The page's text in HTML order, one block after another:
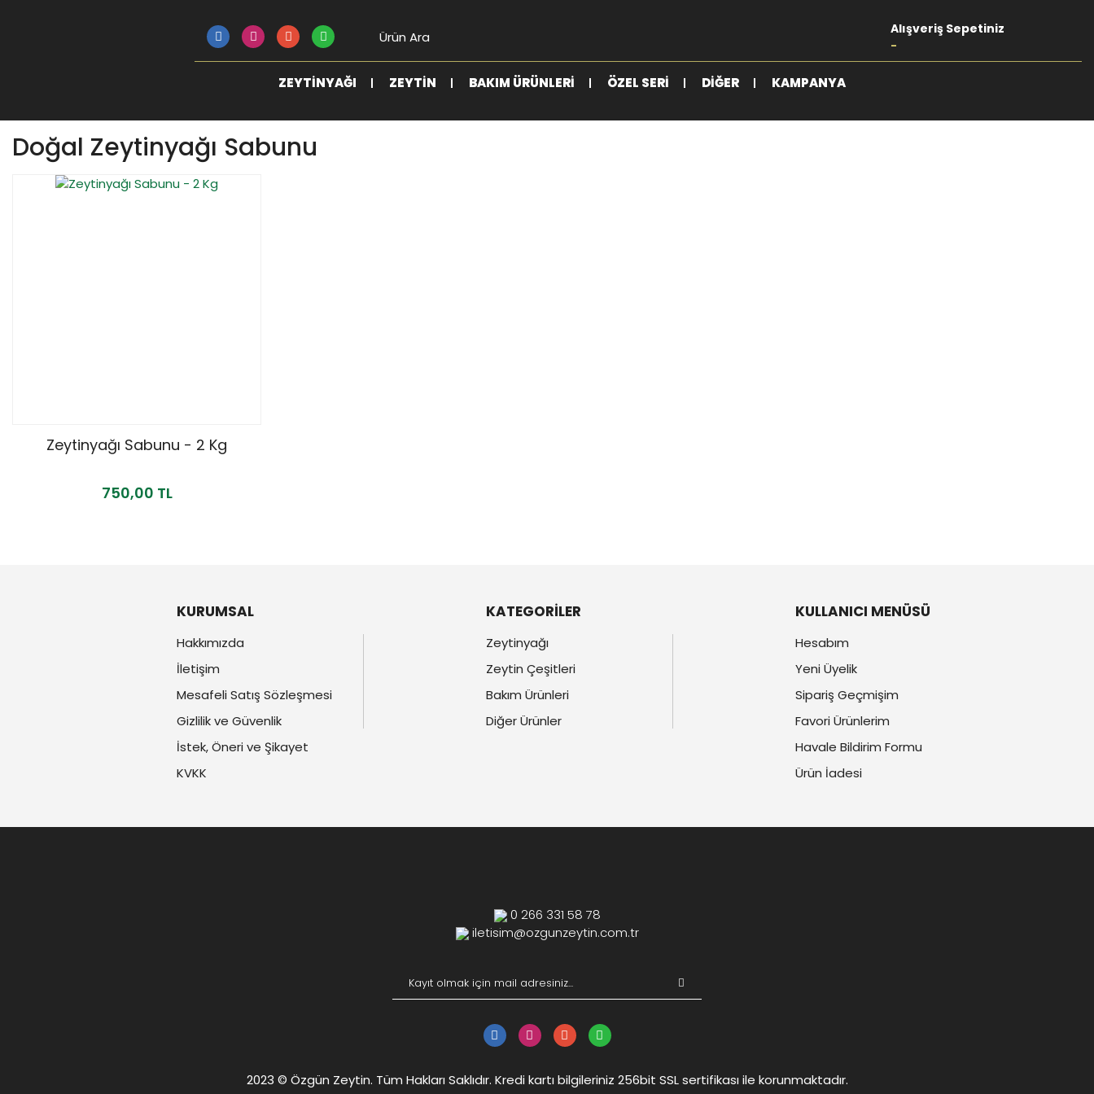
Alışveriş Sepetiniz
-
ZEYTINYAĞI ZEYTIN BAKIM ÜRÜNLERI ÖZEL SERI DIĞER KAMPANYA
Doğal Zeytinyağı Sabunu
Zeytinyağı Sabunu - 2 Kg
750,00 TL
KURUMSAL
Hakkımızda
İletişim
Mesafeli Satış Sözleşmesi
Gizlilik ve Güvenlik
İstek, Öneri ve Şikayet
KVKK
KATEGORİLER
Zeytinyağı
Zeytin Çeşitleri
Bakım Ürünleri
Diğer Ürünler
KULLANICI MENÜSÜ
Hesabım
Yeni Üyelik
Sipariş Geçmişim
Favori Ürünlerim
Havale Bildirim Formu
Ürün İadesi
0 266 331 58 78
iletisim@ozgunzeytin.com.tr
2023 © Özgün Zeytin. Tüm Hakları Saklıdır. Kredi kartı bilgileriniz 256bit SSL sertifikası ile korunmaktadır.